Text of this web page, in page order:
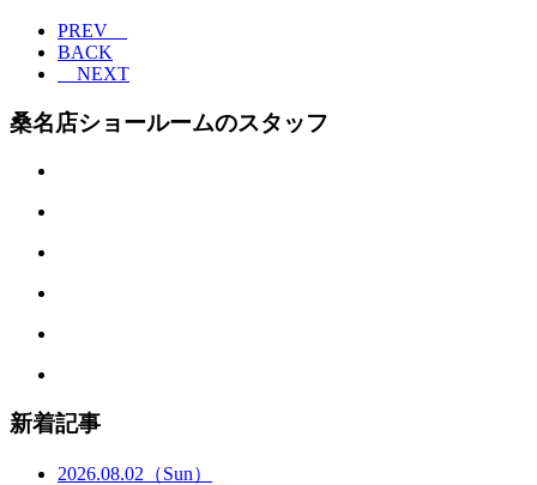
PREV
BACK
NEXT
桑名店ショールームのスタッフ
新着記事
2026.08.02 （Sun）